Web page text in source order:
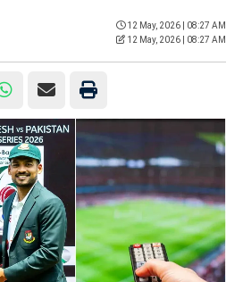
12 May, 2026 | 08:27 AM
12 May, 2026 | 08:27 AM